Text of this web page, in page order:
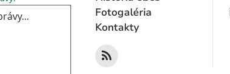
Fotogaléria
Kontakty